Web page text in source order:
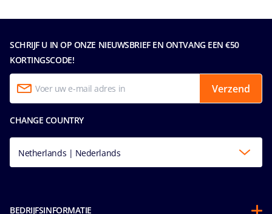
SCHRIJF U IN OP ONZE NIEUWSBRIEF EN ONTVANG EEN €50
KORTINGSCODE!
Verzend
CHANGE COUNTRY
Netherlands | Nederlands
BEDRIJFSINFORMATIE